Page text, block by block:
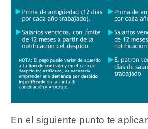
En el siguiente punto te